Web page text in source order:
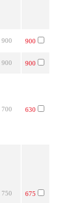
900 900
900 900
700 630
750 675